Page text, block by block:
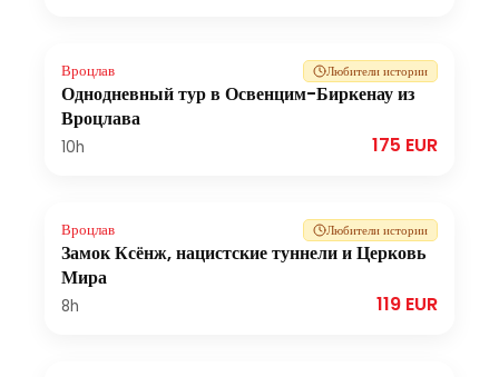
Вроцлав Любители истории
Однодневный тур в Освенцим-Биркенау из
Вроцлава
10h 175 EUR
Вроцлав Любители истории
Замок Ксёнж, нацистские туннели и Церковь
Мира
8h 119 EUR